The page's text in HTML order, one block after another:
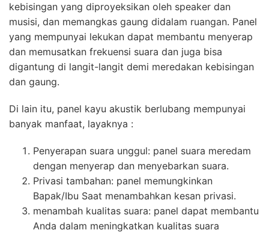
kebisingan yang diproyeksikan oleh speaker dan
musisi, dan memangkas gaung didalam ruangan. Panel
yang mempunyai lekukan dapat membantu menyerap
dan memusatkan frekuensi suara dan juga bisa
digantung di langit-langit demi meredakan kebisingan
dan gaung.
Di lain itu, panel kayu akustik berlubang mempunyai
banyak manfaat, layaknya :
Penyerapan suara unggul: panel suara meredam
dengan menyerap dan menyebarkan suara.
Privasi tambahan: panel memungkinkan
Bapak/Ibu Saat menambahkan kesan privasi.
menambah kualitas suara: panel dapat membantu
Anda dalam meningkatkan kualitas suara